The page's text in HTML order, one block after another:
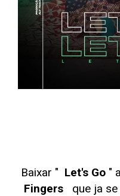
Baixar " Let's Go"
Fingers
que ja